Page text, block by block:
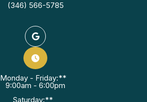
(346) 566-5785
Monday - Friday:**
9:00am - 6:00pm
Saturday:**